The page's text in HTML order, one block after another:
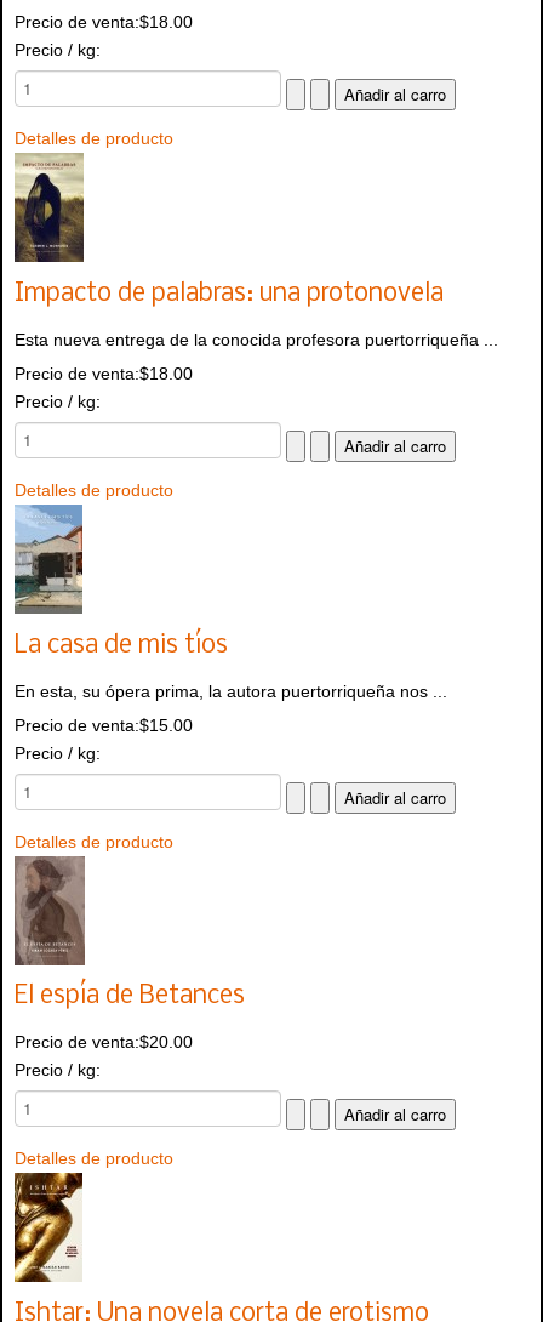
Precio de venta:$18.00
Precio / kg:
Detalles de producto
Impacto de palabras: una protonovela
Esta nueva entrega de la conocida profesora puertorriqueña ...
Precio de venta:$18.00
Precio / kg:
Detalles de producto
La casa de mis tíos
En esta, su ópera prima, la autora puertorriqueña nos ...
Precio de venta:$15.00
Precio / kg:
Detalles de producto
El espía de Betances
Precio de venta:$20.00
Precio / kg:
Detalles de producto
Ishtar: Una novela corta de erotismo